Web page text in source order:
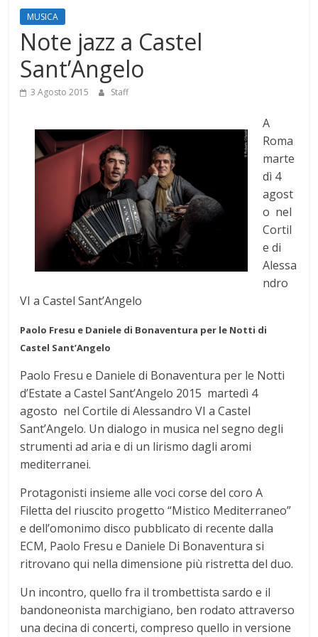
Mensile
arte,
cultura,
MUSICA
Note jazz a Castel
Sant’Angelo
3 Agosto 2015 Staff
A
Roma
marte
dì 4
agost
o nel
Cortil
e di
Alessa
ndro
VI a Castel Sant’Angelo
Paolo Fresu e Daniele di Bonaventura per le Notti di
Castel Sant’Angelo
Paolo Fresu e Daniele di Bonaventura per le Notti
d’Estate a Castel Sant’Angelo 2015 martedì 4
agosto nel Cortile di Alessandro VI a Castel
Sant’Angelo. Un dialogo in musica nel segno degli
strumenti ad aria e di un lirismo dagli aromi
mediterranei.
Protagonisti insieme alle voci corse del coro A
Filetta del riuscito progetto “Mistico Mediterraneo”
e dell’omonimo disco pubblicato di recente dalla
ECM, Paolo Fresu e Daniele Di Bonaventura si
ritrovano qui nella dimensione più ristretta del duo.
Un incontro, quello fra il trombettista sardo e il
bandoneonista marchigiano, ben rodato attraverso
una decina di concerti, compreso quello in versione